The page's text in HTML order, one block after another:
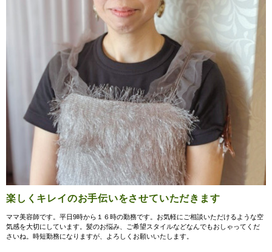
楽しくキレイのお手伝いをさせていただきます
ママ美容師です。平日9時から１６時の勤務です。お気軽にご相談いただけるような空
気感を大切にしています。髪のお悩み、ご希望スタイルなどなんでもおしゃってくだ
さいね。時短勤務になりますが、よろしくお願いいたします。